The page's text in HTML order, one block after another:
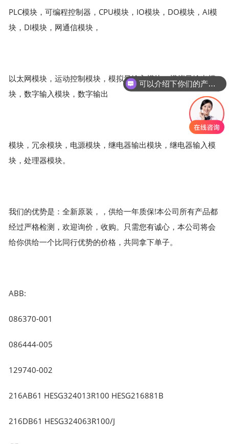
PLC模块，可编程控制器，CPU模块，IO模块，DO模块，AI模
块，DI模块，网通信模块，
以太网模块，运动控制模块，模拟量输入模块，模拟量输出模
块，数字输入模块，数字输出
模块，冗余模块，电源模块，继电器输出模块，继电器输入模
块，处理器模块。
我们的优势是：全新原装，，供给一年质保!本公司所有产品都
经过严格检测，欢迎询价，收购。只需您有诚心，本公司将会
给你供给一个比同行优势的价格，共同拿下单子。
ABB:
086370-001
086444-005
129740-002
216AB61 HESG324013R100 HESG216881B
216DB61 HESG324063R100/J
可以介绍下你们的产品么？